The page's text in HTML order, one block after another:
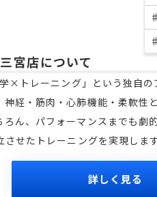
♯
♯
宮店について
×トレーニング」という独自
経・筋肉・心肺機能・柔軟性
ん、パフォーマンスまでも劇
せたトレーニングを実現します
詳しく見る